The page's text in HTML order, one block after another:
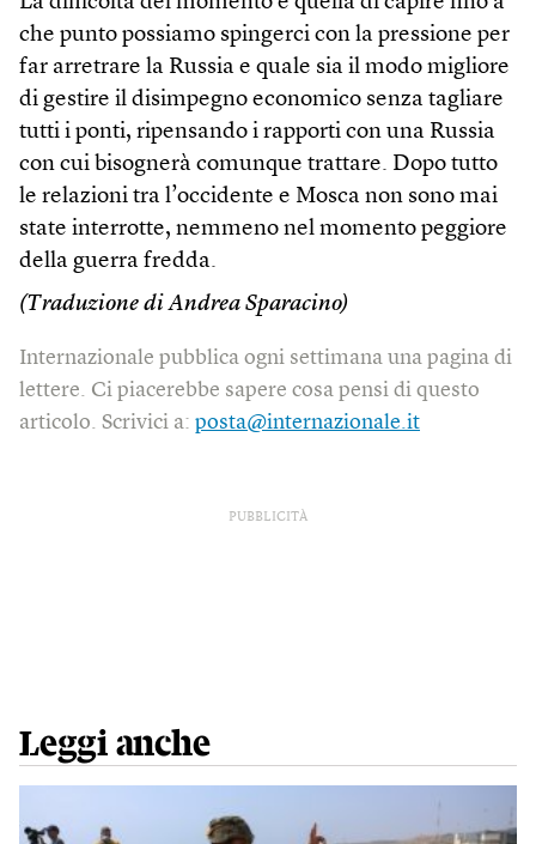
che punto possiamo spingerci con la pressione per
far arretrare la Russia e quale sia il modo migliore
di gestire il disimpegno economico senza tagliare
tutti i ponti, ripensando i rapporti con una Russia
con cui bisognerà comunque trattare. Dopo tutto
le relazioni tra l’occidente e Mosca non sono mai
state interrotte, nemmeno nel momento peggiore
della guerra fredda.
(Traduzione di Andrea Sparacino)
Internazionale pubblica ogni settimana una pagina di
lettere. Ci piacerebbe sapere cosa pensi di questo
articolo. Scrivici a: posta@internazionale.it
PUBBLICITÀ
Leggi anche